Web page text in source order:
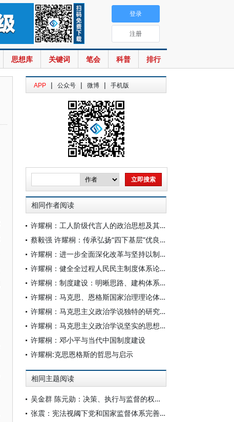
思想库 关键词 笔会 科普 排行
登录
注册
APP | 公众号 | 微博 | 手机版
相同作者阅读
许耀桐：工人阶级代言人的政治思想及其现实意蕴——纪念圣西门逝世200周年
蔡毅强 许耀桐：传承弘扬“四下基层”优良作风
许耀桐：进一步全面深化改革与坚持以制度建设为主线阐论
许耀桐：健全全过程人民民主制度体系论析
许耀桐：制度建设：明晰思路、建构体系和优势转化
许耀桐：马克思、恩格斯国家治理理论体系探赜
许耀桐：马克思主义政治学说独特的研究进路
许耀桐：马克思主义政治学说坚实的思想基础
许耀桐：邓小平与当代中国制度建设
许耀桐:克思恩格斯的哲思与启示
相同主题阅读
吴金群 陈元勋：决策、执行与监督的权力分工及动态运行
张震：宪法视阈下党和国家监督体系完善论